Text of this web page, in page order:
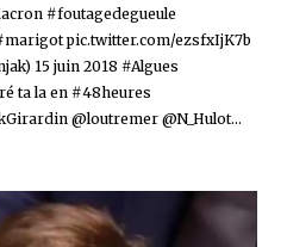
#foutagedegueule
pic.twitter.com/ezsfxIjK7b
15 juin 2018 #Algues
ta la en #48heures
@loutremer @N_Hulot...